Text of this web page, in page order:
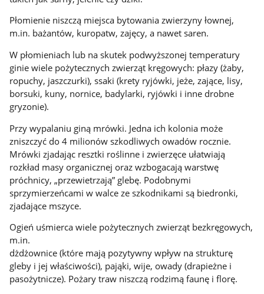
Płomienie niszczą miejsca bytowania zwierzyny łownej,
m.in. bażantów, kuropatw, zajęcy, a nawet saren.
W płomieniach lub na skutek podwyższonej temperatury
ginie wiele pożytecznych zwierząt kręgowych: płazy (żaby,
ropuchy, jaszczurki), ssaki (krety ryjówki, jeże, zające, lisy,
borsuki, kuny, nornice, badylarki, ryjówki i inne drobne
gryzonie).
Przy wypalaniu giną mrówki. Jedna ich kolonia może
zniszczyć do 4 milionów szkodliwych owadów rocznie.
Mrówki zjadając resztki roślinne i zwierzęce ułatwiają
rozkład masy organicznej oraz wzbogacają warstwę
próchnicy, „przewietrzają” glebę. Podobnymi
sprzymierzeńcami w walce ze szkodnikami są biedronki,
zjadające mszyce.
Ogień uśmierca wiele pożytecznych zwierząt bezkręgowych,
m.in.
dżdżownice (które mają pozytywny wpływ na strukturę
gleby i jej właściwości), pająki, wije, owady (drapieżne i
pasożytnicze). Pożary traw niszczą rodzimą faunę i florę.